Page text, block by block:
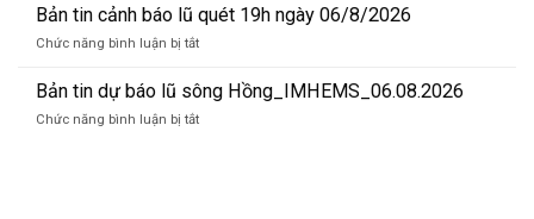
quét
07h
07/8/2026
tin
cảnh
báo
quét
01h
Bản tin cảnh báo lũ quét 19h ngày 06/8/2026
Chức năng bình luận bị tắtở
tin
cảnh
báo
Bản tin dự báo lũ sông Hồng_IMHEMS_06.08.2026
Chức năng bình luận bị tắtở